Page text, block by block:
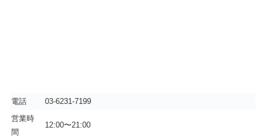
電話
03-6231-7199
営業時
間
12:00〜21:00